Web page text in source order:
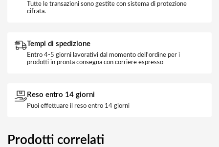
Tutte le transazioni sono gestite con sistema di protezione
cifrata.
Tempi di spedizione
Entro 4-5 giorni lavorativi dal momento dell'ordine per i
prodotti in pronta consegna con corriere espresso
Reso entro 14 giorni
Puoi effettuare il reso entro 14 giorni
Prodotti correlati